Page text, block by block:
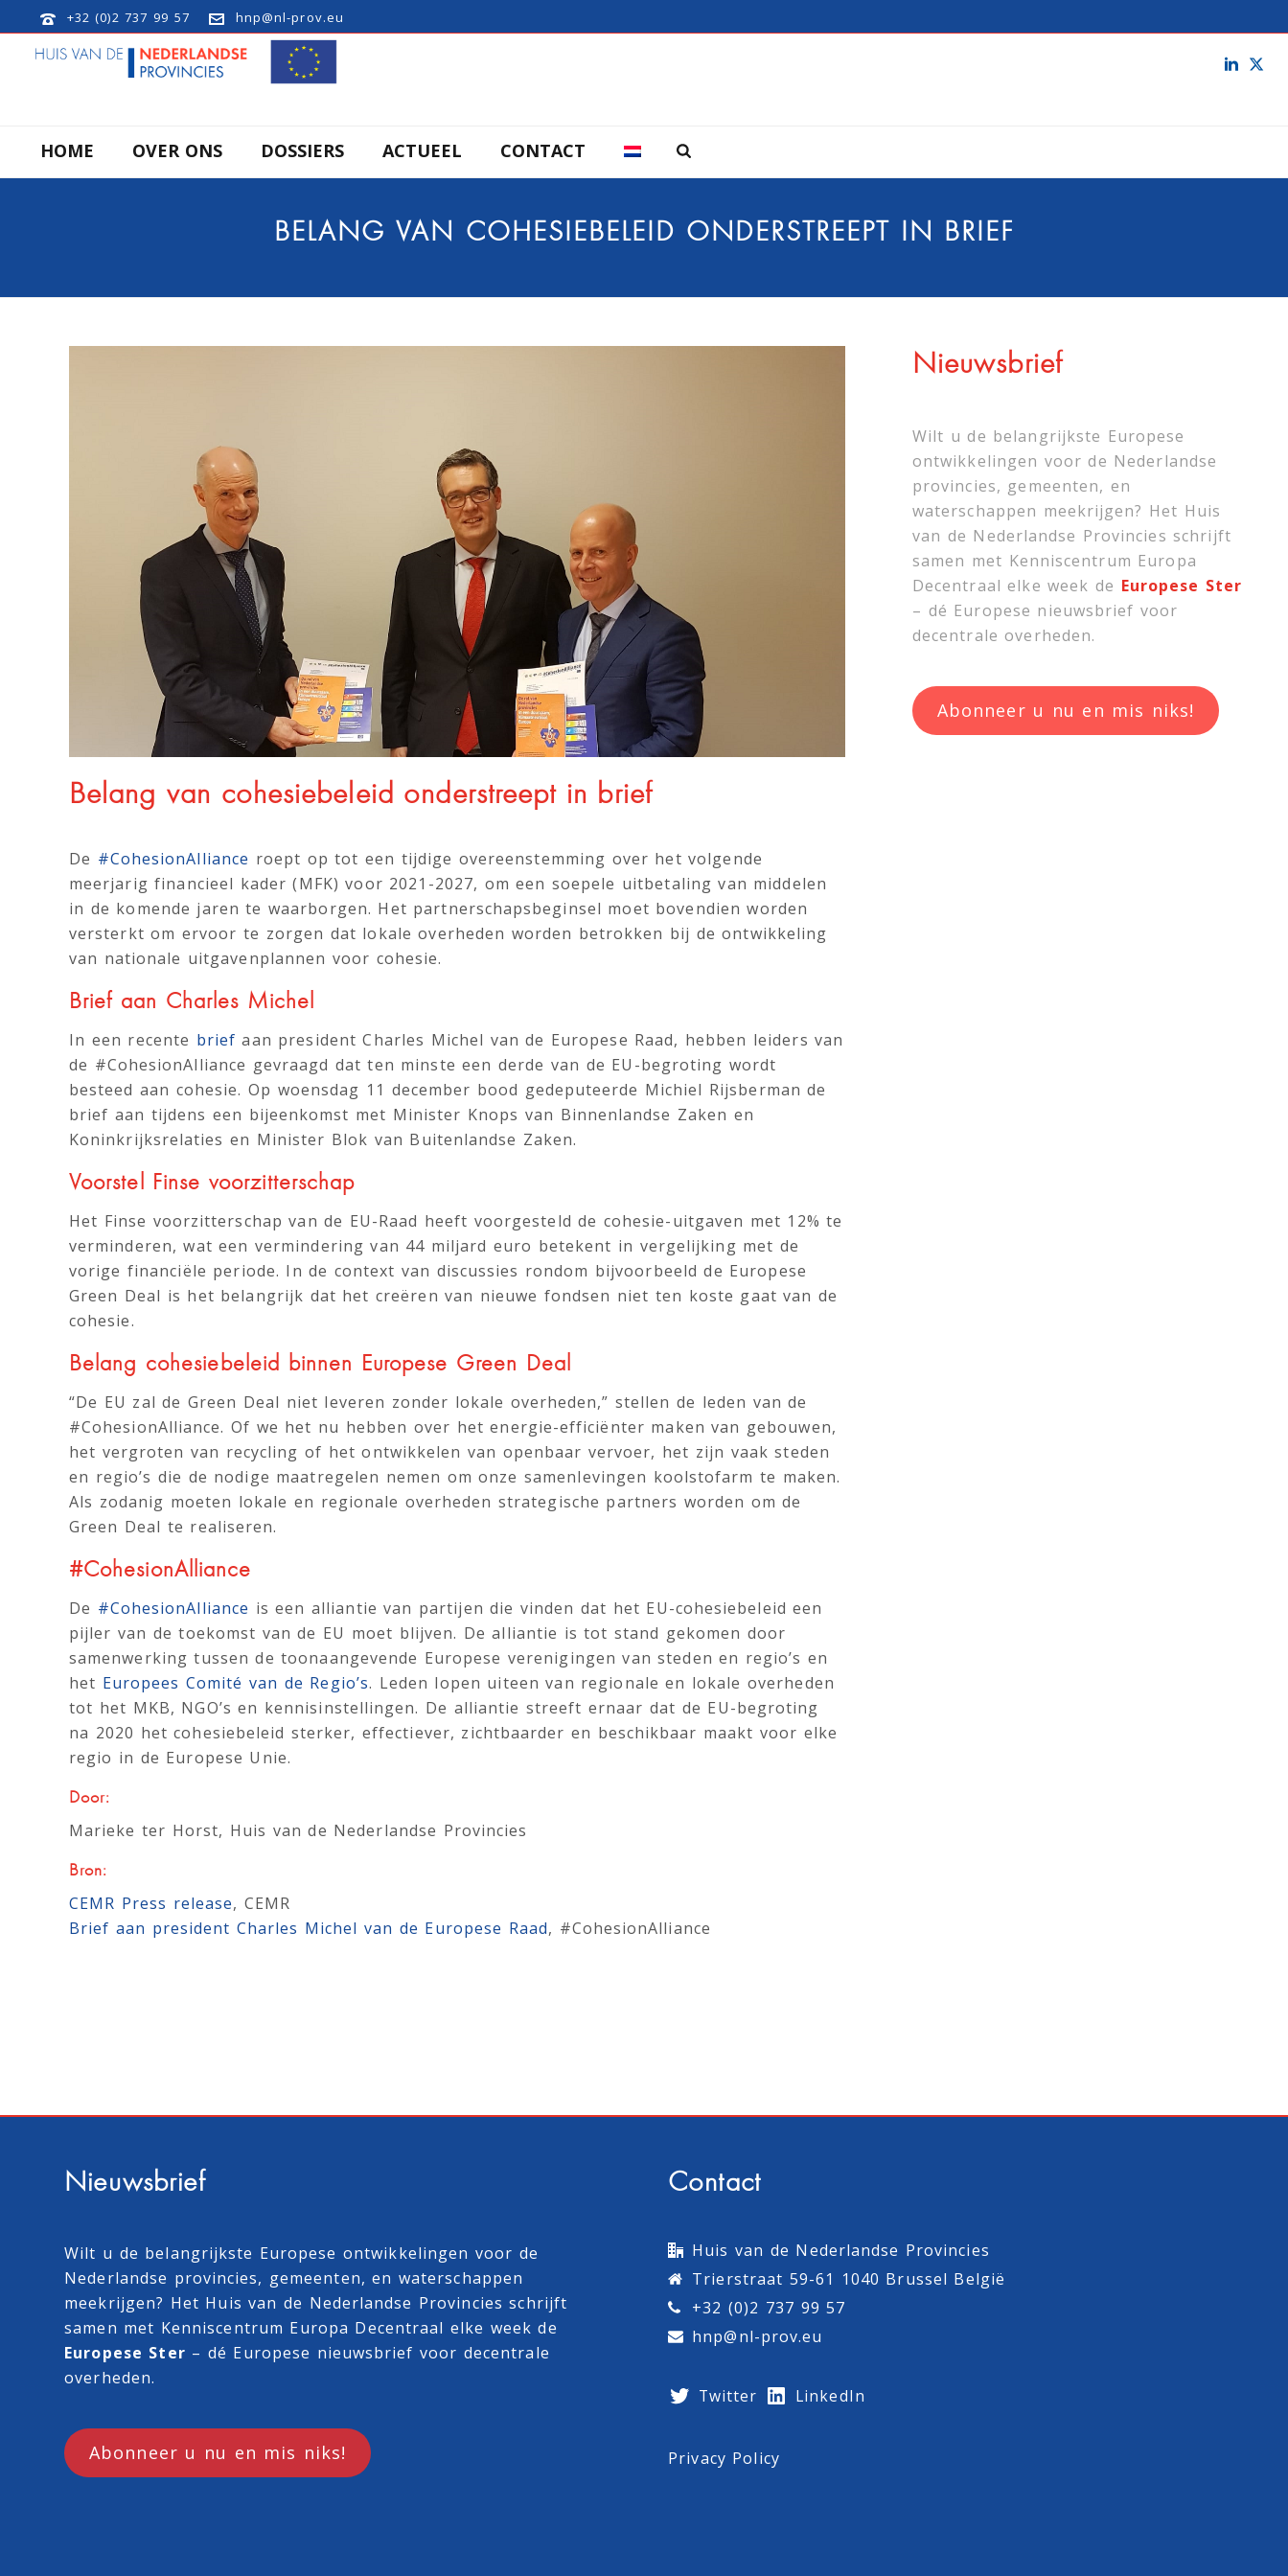
+32 (0)2 737 99 57 hnp@nl-prov.eu
HOME OVER ONS DOSSIERS ACTUEEL CONTACT
BELANG VAN COHESIEBELEID ONDERSTREEPT IN BRIEF
Belang van cohesiebeleid onderstreept in brief
De #CohesionAlliance roept op tot een tijdige overeenstemming over het volgende
meerjarig financieel kader (MFK) voor 2021-2027, om een ​​soepele uitbetaling van middelen
in de komende jaren te waarborgen. Het partnerschapsbeginsel moet bovendien worden
versterkt om ervoor te zorgen dat lokale overheden worden betrokken bij de ontwikkeling
van nationale uitgavenplannen voor cohesie.
Brief aan Charles Michel
In een recente brief aan president Charles Michel van de Europese Raad, hebben leiders van
de #CohesionAlliance gevraagd dat ten minste een derde van de EU-begroting wordt
besteed aan cohesie. Op woensdag 11 december bood gedeputeerde Michiel Rijsberman de
brief aan tijdens een bijeenkomst met Minister Knops van Binnenlandse Zaken en
Koninkrijksrelaties en Minister Blok van Buitenlandse Zaken.
Voorstel Finse voorzitterschap
Het Finse voorzitterschap van de EU-Raad heeft voorgesteld de cohesie-uitgaven met 12% te
verminderen, wat een vermindering van 44 miljard euro betekent in vergelijking met de
vorige financiële periode. In de context van discussies rondom bijvoorbeeld de Europese
Green Deal is het belangrijk dat het creëren van nieuwe fondsen niet ten koste gaat van de
cohesie.
Belang cohesiebeleid binnen Europese Green Deal
“De EU zal de Green Deal niet leveren zonder lokale overheden,” stellen de leden van de
#CohesionAlliance. Of we het nu hebben over het energie-efficiënter maken van gebouwen,
het vergroten van recycling of het ontwikkelen van openbaar vervoer, het zijn vaak steden
en regio’s die de nodige maatregelen nemen om onze samenlevingen koolstofarm te maken.
Als zodanig moeten lokale en regionale overheden strategische partners worden om de
Green Deal te realiseren.
#CohesionAlliance
De #CohesionAlliance is een alliantie van partijen die vinden dat het EU-cohesiebeleid een
pijler van de toekomst van de EU moet blijven. De alliantie is tot stand gekomen door
samenwerking tussen de toonaangevende Europese verenigingen van steden en regio’s en
het Europees Comité van de Regio’s. Leden lopen uiteen van regionale en lokale overheden
tot het MKB, NGO’s en kennisinstellingen. De alliantie streeft ernaar dat de EU-begroting
na 2020 het cohesiebeleid sterker, effectiever, zichtbaarder en beschikbaar maakt voor elke
regio in de Europese Unie.
Door:
Marieke ter Horst, Huis van de Nederlandse Provincies
Bron:
CEMR Press release, CEMR
Brief aan president Charles Michel van de Europese Raad, #CohesionAlliance
Nieuwsbrief
Wilt u de belangrijkste Europese
ontwikkelingen voor de Nederlandse
provincies, gemeenten, en
waterschappen meekrijgen? Het Huis
van de Nederlandse Provincies schrijft
samen met Kenniscentrum Europa
Decentraal elke week de Europese Ster
– dé Europese nieuwsbrief voor
decentrale overheden.
Abonneer u nu en mis niks!
Nieuwsbrief
Wilt u de belangrijkste Europese ontwikkelingen voor de
Nederlandse provincies, gemeenten, en waterschappen
meekrijgen? Het Huis van de Nederlandse Provincies schrijft
samen met Kenniscentrum Europa Decentraal elke week de
Europese Ster – dé Europese nieuwsbrief voor decentrale
overheden.
Abonneer u nu en mis niks!
Contact
Huis van de Nederlandse Provincies
Trierstraat 59-61 1040 Brussel België
+32 (0)2 737 99 57
hnp@nl-prov.eu
Twitter LinkedIn
Privacy Policy